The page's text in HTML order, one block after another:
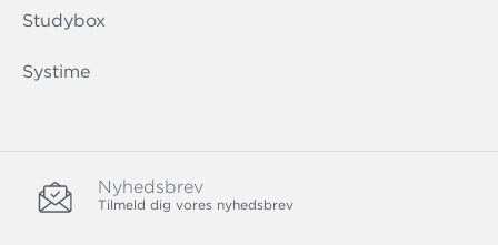
Studybox
Systime
Nyhedsbrev
Tilmeld dig vores nyhedsbrev